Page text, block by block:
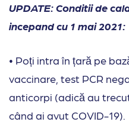
UPDATE: Conditii de
incepand cu 1 mai 2021:
• Poți intra în țară pe
vaccinare, test PCR
anticorpi (adică au
când ai avut COVID-19).